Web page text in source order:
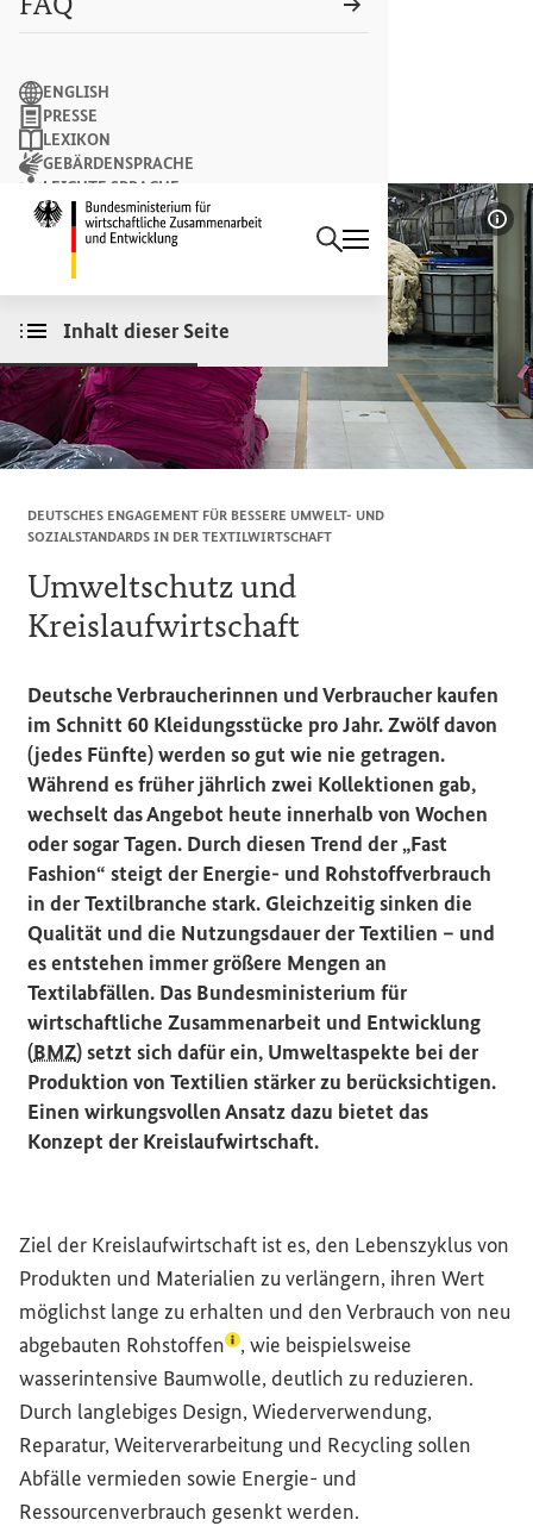
Startseite des
Suchbegriff
Suchen
ENGLISH
PRESSE
LEXIKON
GEBÄRDENSPRACHE
LEICHTE SPRACHE
NEWSLETTER
Inhalt dieser Seite
DEUTSCHES ENGAGEMENT FÜR BESSERE UMWELT- UND
SOZIALSTANDARDS IN DER TEXTILWIRTSCHAFT
Umweltschutz und
Kreislaufwirtschaft
Deutsche Verbraucherinnen und Verbraucher kaufen
im Schnitt 60 Kleidungsstücke pro Jahr. Zwölf davon
(jedes Fünfte) werden so gut wie nie getragen.
Während es früher jährlich zwei Kollektionen gab,
wechselt das Angebot heute innerhalb von Wochen
oder sogar Tagen. Durch diesen Trend der „Fast
Fashion“ steigt der Energie- und Rohstoffverbrauch
in der Textilbranche stark. Gleichzeitig sinken die
Qualität und die Nutzungsdauer der Textilien – und
es entstehen immer größere Mengen an
Textilabfällen. Das Bundesministerium für
wirtschaftliche Zusammenarbeit und Entwicklung
(BMZ) setzt sich dafür ein, Umweltaspekte bei der
Produktion von Textilien stärker zu berücksichtigen.
Einen wirkungsvollen Ansatz dazu bietet das
Konzept der Kreislaufwirtschaft.
Ziel der Kreislaufwirtschaft ist es, den Lebenszyklus von
Produkten und Materialien zu verlängern, ihren Wert
möglichst lange zu erhalten und den Verbrauch von neu
abgebauten Rohstoffen(Lexikon-Eintrag zum Begriff
, wie beispielsweise
wasserintensive Baumwolle, deutlich zu reduzieren.
Durch langlebiges Design, Wiederverwendung,
Reparatur, Weiterverarbeitung und Recycling sollen
Abfälle vermieden sowie Energie- und
Ressourcenverbrauch gesenkt werden.